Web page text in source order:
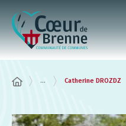
... Catherine DROZDZ